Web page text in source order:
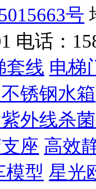
号
电话：
套线 电梯
锈钢水箱
外线杀
座 高效
模型 星光